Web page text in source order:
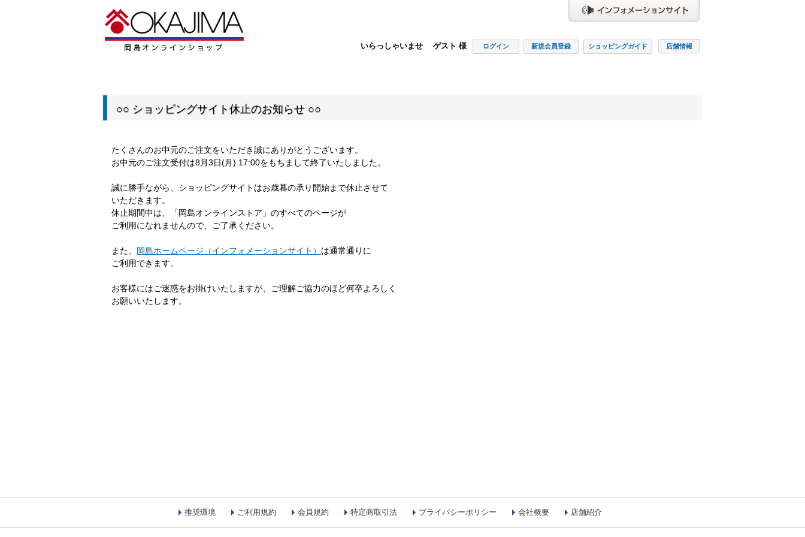
いらっしゃいませ ゲスト 様 ログイン 新規会員登録 ショッピングガイド 店舗情報
○○ ショッピングサイト休止のお知らせ ○○
たくさんのお中元のご注文をいただき誠にありがとうございます。
お中元のご注文受付は8月3日(月) 17:00をもちまして終了いたしました。
誠に勝手ながら、ショッピングサイトはお歳暮の承り開始まで休止させて
いただきます。
休止期間中は、「岡島オンラインストア」のすべてのページが
ご利用になれませんので、ご了承ください。
また、 岡島ホームページ（インフォメーションサイト） は通常通りに
ご利用できます。
お客様にはご迷惑をお掛けいたしますが、ご理解ご協力のほど何卒よろしく
お願いいたします。
推奨環境 ご利用規約 会員規約 特定商取引法 プライバシーポリシー 会社概要 店舗紹介